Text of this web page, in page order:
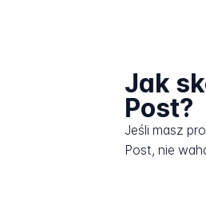
Jak
Post?
Jeśli masz
Post, nie